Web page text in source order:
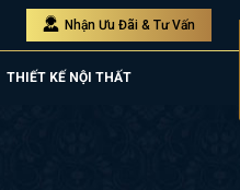
Nhận Ưu Đãi & Tư Vấn
THIẾT KẾ NỘI THẤT